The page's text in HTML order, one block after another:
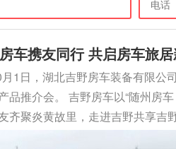
车携友同行 共启房车旅
1日，湖北吉野房车装备有限公
品推介会。 吉野房车以“随州房
齐聚炎黄故里，走进吉野共享吉